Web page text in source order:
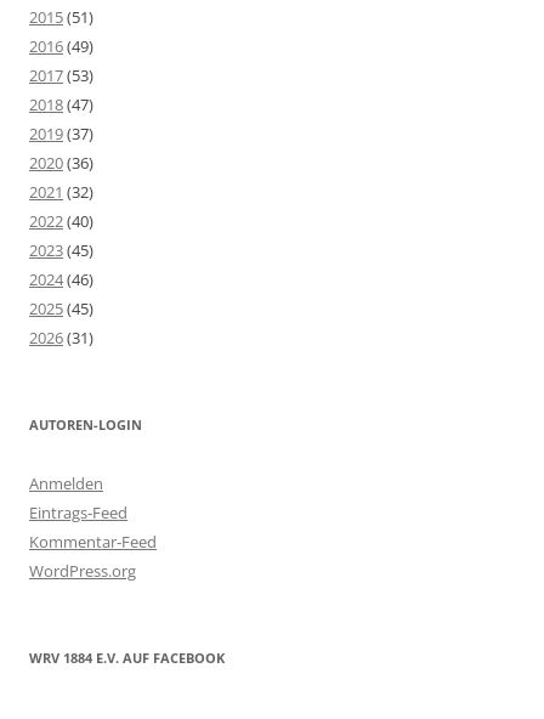
2015(51)
2016(49)
2017(53)
2018(47)
2019(37)
2020(36)
2021 (32)
2022(40)
2023(45)
2024(46)
2025(45)
2026(31)
AUTOREN-LOGIN
Anmelden
Eintrags-Feed
Kommentar-Feed
WordPress.org
WRV 1884 E.V. AUF FACEBOOK